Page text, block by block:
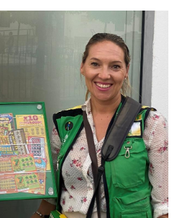
1963), trabajador de
los distintos tramos
Los dos comparten una
un viaje espiritual en